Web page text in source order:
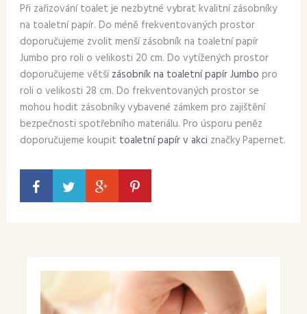
Při zařizování toalet je nezbytné vybrat kvalitní zásobníky
na toaletní papír. Do méně frekventovaných prostor
doporučujeme zvolit menší zásobník na toaletní papír
Jumbo pro roli o velikosti 20 cm. Do vytížených prostor
doporučujeme většízásobník na toaletní papír Jumbo pro
roli o velikosti 28 cm. Do frekventovaných prostor se
mohou hodit zásobníky vybavené zámkem pro zajištění
bezpečnosti spotřebního materiálu. Pro úsporu peněz
doporučujeme koupit toaletní papír v akci značky Papernet.